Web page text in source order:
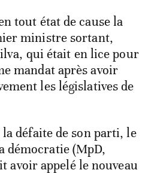
tout état de cause la
ministre sortant,
qui était en lice pour
mandat après avoir
les législatives de
défaite de son parti, le
démocratie (MpD,
avoir appelé le nouveau